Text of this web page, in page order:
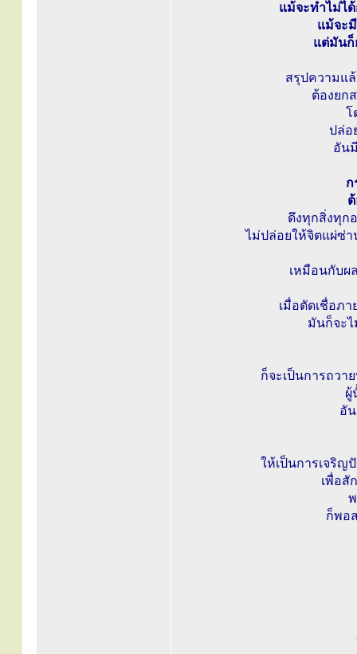
แม้จะทำไม่ไ
แม้จะ
แต่มันก็
สรุปความแ
ต้องยก
โ
ปล่อ
อัน
ก
ดึงทุกสิ่งทุก
ไม่ปล่อยให้จิตแผ่ซ่
เหมือนกับผ
เมื่อตัดเชื่อภ
มันก็จะ
ก็จะเป็นการถวา
ผู้
อั
ให้เป็นการเจริ
เพื่อสั
ก็พอ